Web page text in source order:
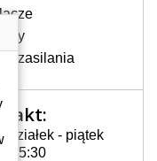
przez
posiadamy
jakości
klasy A+ bez
EKRAN
zasilania
- piątek
- 15:30